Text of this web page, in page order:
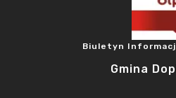
Biuletyn
Gmina